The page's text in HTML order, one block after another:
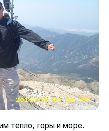
тепло, горы и море.